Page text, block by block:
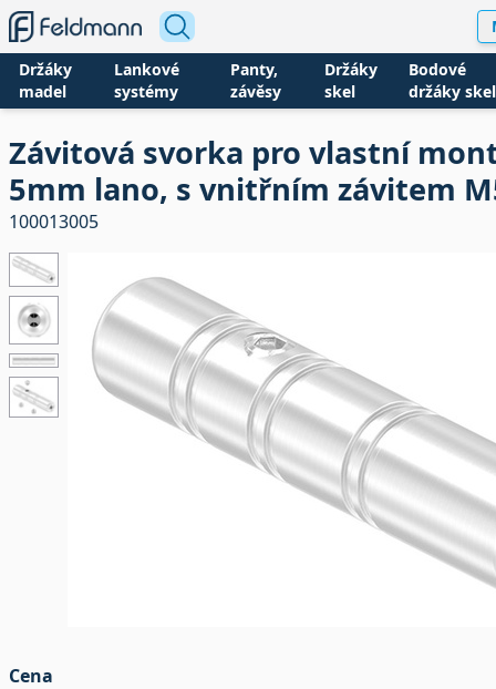
Držáky
madel
Lankové
systémy
Panty,
závěsy
Držáky
skel
Bodové
držáky skel
Závitová svorka pro vlastní
5mm lano, s vnitřním závitem
100013005
Cena